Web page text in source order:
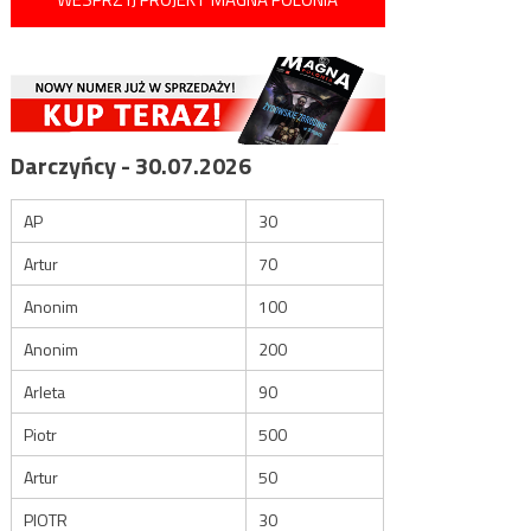
Darczyńcy - 30.07.2026
AP
30
Artur
70
Anonim
100
Anonim
200
Arleta
90
Piotr
500
Artur
50
PIOTR
30